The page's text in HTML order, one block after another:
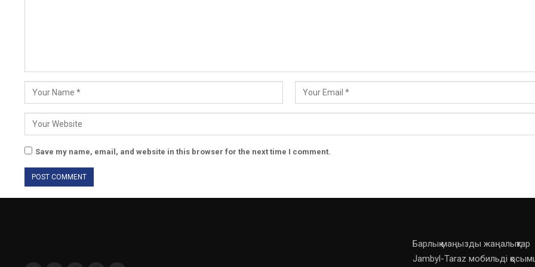
Save my name, email, and website in this browser for the next time I comment.
Барлық маңызды жаңалықтар
Jambyl-Taraz мобильді